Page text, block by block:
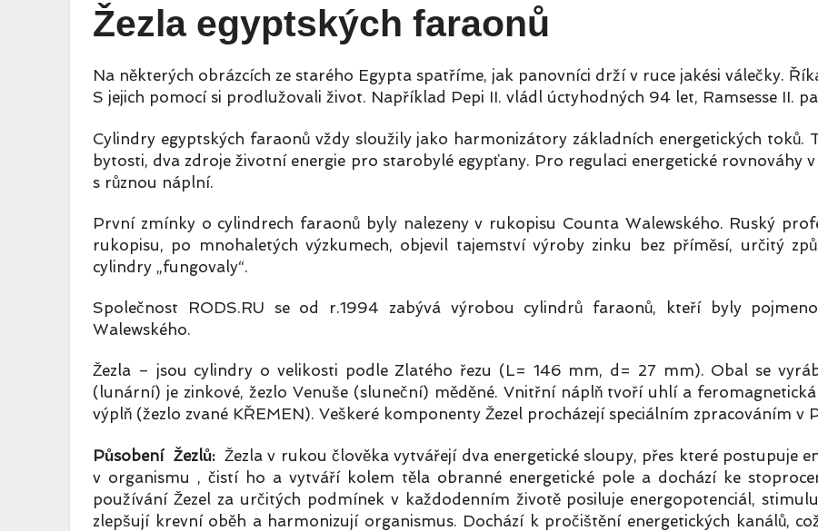
Žezla egyptských faraonů
Na některých obrázcích ze starého Egypta spatříme, jak panovníci drží v ruce jakési válečky.
S jejich pomocí si prodlužovali život. Například Pepi II. vládl úctyhodných 94 let, Ramsesse II.
Cylindry egyptských faraonů vždy sloužily jako harmonizátory základních energetických
bytosti, dva zdroje životní energie pro starobylé egypťany. Pro regulaci energetické rovnováhy
s různou náplní.
První zmínky o cylindrech faraonů byly nalezeny v rukopisu Counta Walewského. Ruský
rukopisu, po mnohaletých výzkumech, objevil tajemství výroby zinku bez příměsí, určitý
cylindry „fungovaly“.
Společnost RODS.RU se od r.1994 zabývá výrobou cylindrů faraonů, kteří byly
Walewského.
Žezla – jsou cylindry o velikosti podle Zlatého řezu (L= 146 mm, d= 27 mm). Obal se
(lunární) je zinkové, žezlo Venuše (sluneční) měděné. Vnitřní náplň tvoří uhlí a
výplň (žezlo zvané KŘEMEN). Veškeré komponenty Žezel procházejí speciálním
Působení Žezlů:Žezla v rukou člověka vytvářejí dva energetické sloupy, přes které postupuje
v organismu , čistí ho a vytváří kolem těla obranné energetické pole a dochází ke
používání Žezel za určitých podmínek v každodenním životě posiluje energopotenciál,
zlepšují krevní oběh a harmonizují organismus. Dochází k pročištění energetických kanálů,